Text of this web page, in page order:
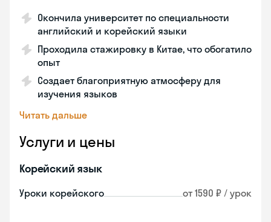
Окончила университет по специальности
английский и корейский языки
Проходила стажировку в Китае, что обогатило
опыт
Создает благоприятную атмосферу для
изучения языков
Читать дальше
Услуги и цены
Корейский язык
Уроки корейского от 1590 ₽ / урок